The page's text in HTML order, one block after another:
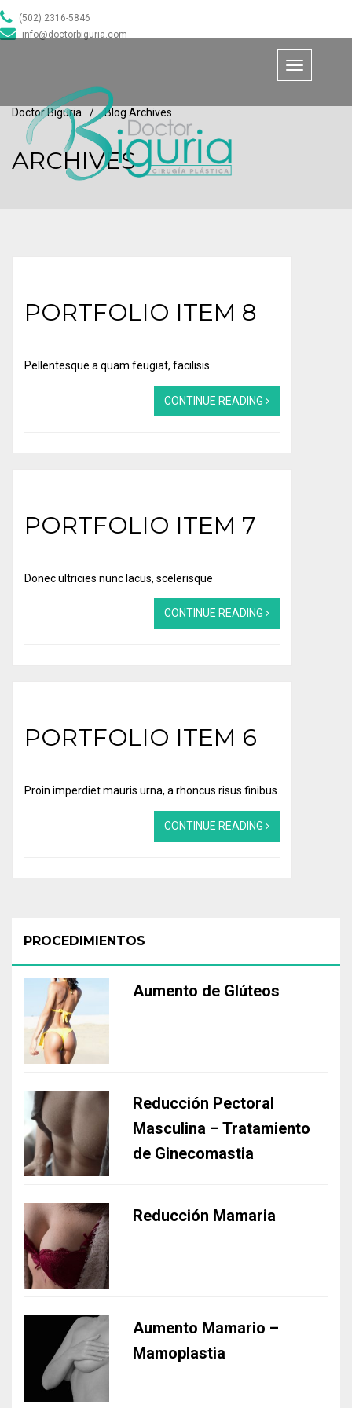
(502) 2316-5846
info@doctorbiguria.com
Toggle
Doctor Biguria
/ Blog Archives
ARCHIVES
PORTFOLIO ITEM 8
Pellentesque a quam feugiat, facilisis
CONTINUE READING
PORTFOLIO ITEM 7
Donec ultricies nunc lacus, scelerisque
CONTINUE READING
PORTFOLIO ITEM 6
Proin imperdiet mauris urna, a rhoncus risus finibus.
CONTINUE READING
PROCEDIMIENTOS
Aumento de Glúteos
Reducción Pectoral
Masculina – Tratamiento
de Ginecomastia
Reducción Mamaria
Aumento Mamario –
Mamoplastia